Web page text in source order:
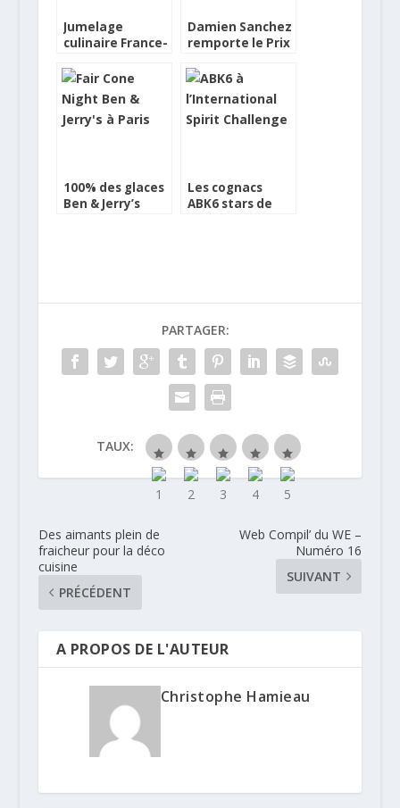
Jumelage
culinaire France-
Damien Sanchez
remporte le Prix
100% des glaces
Ben & Jerry’s
Les cognacs
ABK6 stars de
PARTAGER:
TAUX:
Des aimants plein de
fraicheur pour la déco
cuisine
PRÉCÉDENT
Web Compil’ du WE –
Numéro 16
SUIVANT
A PROPOS DE L'AUTEUR
Christophe Hamieau